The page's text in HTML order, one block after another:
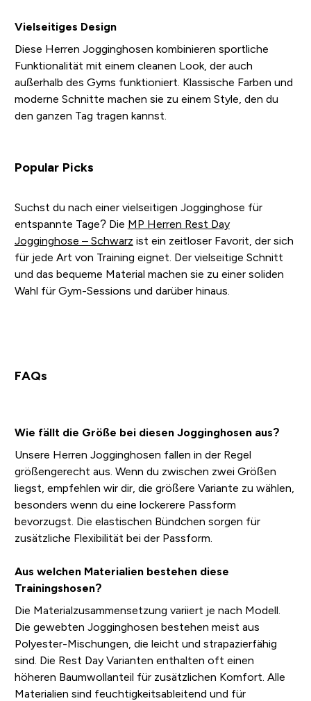
Vielseitiges Design
Diese Herren Jogginghosen kombinieren sportliche
Funktionalität mit einem cleanen Look, der auch
außerhalb des Gyms funktioniert. Klassische Farben und
moderne Schnitte machen sie zu einem Style, den du
den ganzen Tag tragen kannst.
Popular Picks
Suchst du nach einer vielseitigen Jogginghose für
entspannte Tage? Die MP Herren Rest Day
Jogginghose – Schwarz ist ein zeitloser Favorit, der sich
für jede Art von Training eignet. Der vielseitige Schnitt
und das bequeme Material machen sie zu einer soliden
Wahl für Gym-Sessions und darüber hinaus.
FAQs
Wie fällt die Größe bei diesen Jogginghosen aus?
Unsere Herren Jogginghosen fallen in der Regel
größengerecht aus. Wenn du zwischen zwei Größen
liegst, empfehlen wir dir, die größere Variante zu wählen,
besonders wenn du eine lockerere Passform
bevorzugst. Die elastischen Bündchen sorgen für
zusätzliche Flexibilität bei der Passform.
Aus welchen Materialien bestehen diese
Trainingshosen?
Die Materialzusammensetzung variiert je nach Modell.
Die gewebten Jogginghosen bestehen meist aus
Polyester-Mischungen, die leicht und strapazierfähig
sind. Die Rest Day Varianten enthalten oft einen
höheren Baumwollanteil für zusätzlichen Komfort. Alle
Materialien sind feuchtigkeitsableitend und für